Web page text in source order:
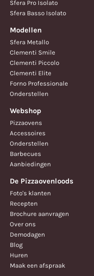
Sfera Pro Isolato
Sfera Basso Isolato
Modellen
Sfera Metallo
Clementi Smile
Clementi Piccolo
Clementi Elite
Forno Professionale
Onderstellen
Webshop
Pizzaovens
Accessoires
Onderstellen
Barbecues
Aanbiedingen
De Pizzaovenloods
Foto's klanten
Recepten
Brochure aanvragen
Over ons
Demodagen
Blog
Huren
Maak een afspraak